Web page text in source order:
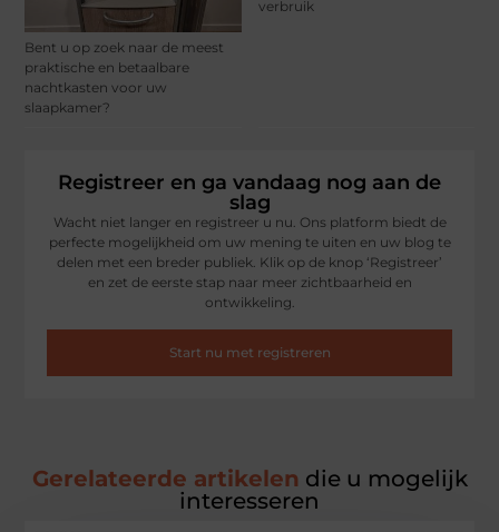
Bent u op zoek naar de meest
praktische en betaalbare
nachtkasten voor uw
slaapkamer?
verbruik
Registreer en ga vandaag nog aan de
slag
Wacht niet langer en registreer u nu. Ons platform biedt de
perfecte mogelijkheid om uw mening te uiten en uw blog te
delen met een breder publiek. Klik op de knop ‘Registreer’
en zet de eerste stap naar meer zichtbaarheid en
ontwikkeling.
Start nu met registreren
Gerelateerde artikelen die u mogelijk
interesseren